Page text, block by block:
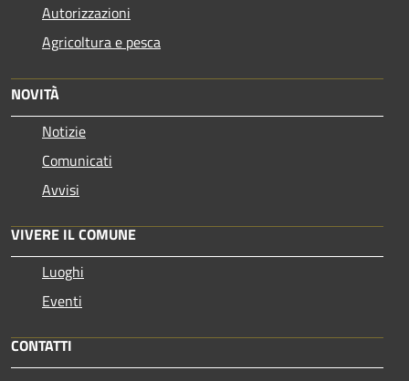
Autorizzazioni
Agricoltura e pesca
NOVITÀ
Notizie
Comunicati
Avvisi
VIVERE IL COMUNE
Luoghi
Eventi
CONTATTI